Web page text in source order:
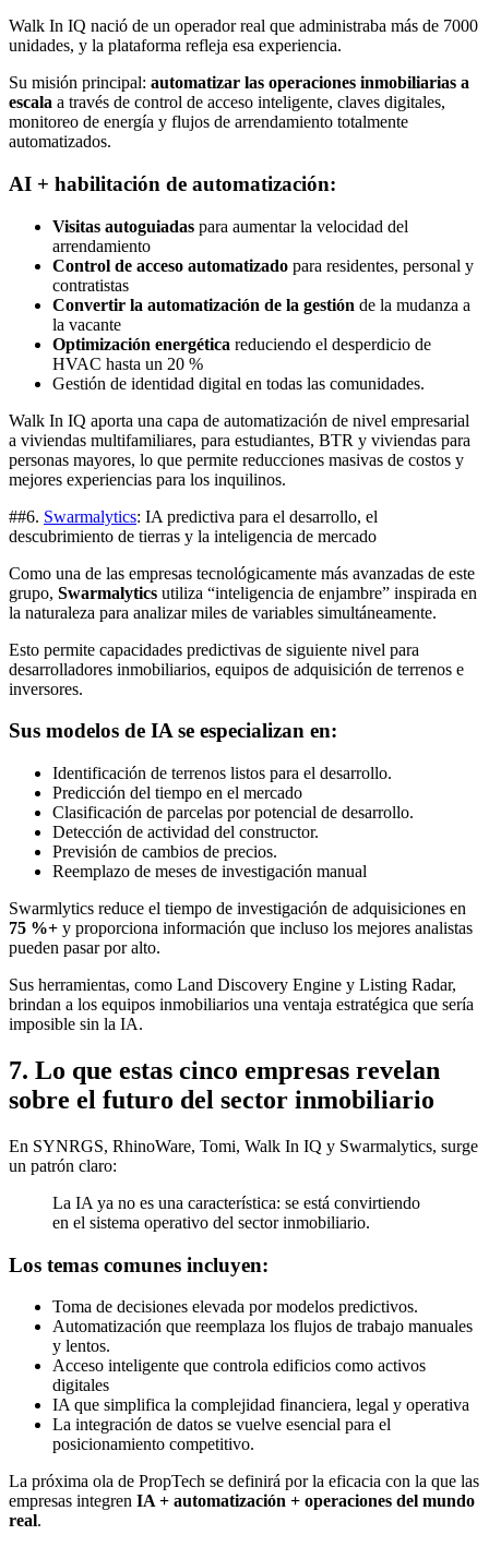
Walk In IQ nació de un operador real que administraba más de 7000
unidades, y la plataforma refleja esa experiencia.
Su misión principal: automatizar las operaciones inmobiliarias a
escala a través de control de acceso inteligente, claves digitales,
monitoreo de energía y flujos de arrendamiento totalmente
automatizados.
AI + habilitación de automatización:
Visitas autoguiadas para aumentar la velocidad del
arrendamiento
Control de acceso automatizado para residentes, personal y
contratistas
Convertir la automatización de la gestión de la mudanza a
la vacante
Optimización energética reduciendo el desperdicio de
HVAC hasta un 20 %
Gestión de identidad digital en todas las comunidades.
Walk In IQ aporta una capa de automatización de nivel empresarial
a viviendas multifamiliares, para estudiantes, BTR y viviendas para
personas mayores, lo que permite reducciones masivas de costos y
mejores experiencias para los inquilinos.
##6. Swarmalytics: IA predictiva para el desarrollo, el
descubrimiento de tierras y la inteligencia de mercado
Como una de las empresas tecnológicamente más avanzadas de este
grupo, Swarmalytics utiliza “inteligencia de enjambre” inspirada en
la naturaleza para analizar miles de variables simultáneamente.
Esto permite capacidades predictivas de siguiente nivel para
desarrolladores inmobiliarios, equipos de adquisición de terrenos e
inversores.
Sus modelos de IA se especializan en:
Identificación de terrenos listos para el desarrollo.
Predicción del tiempo en el mercado
Clasificación de parcelas por potencial de desarrollo.
Detección de actividad del constructor.
Previsión de cambios de precios.
Reemplazo de meses de investigación manual
Swarmlytics reduce el tiempo de investigación de adquisiciones en
75 %+ y proporciona información que incluso los mejores analistas
pueden pasar por alto.
Sus herramientas, como Land Discovery Engine y Listing Radar,
brindan a los equipos inmobiliarios una ventaja estratégica que sería
imposible sin la IA.
7. Lo que estas cinco empresas revelan
sobre el futuro del sector inmobiliario
En SYNRGS, RhinoWare, Tomi, Walk In IQ y Swarmalytics, surge
un patrón claro:
La IA ya no es una característica: se está convirtiendo
en el sistema operativo del sector inmobiliario.
Los temas comunes incluyen:
Toma de decisiones elevada por modelos predictivos.
Automatización que reemplaza los flujos de trabajo manuales
y lentos.
Acceso inteligente que controla edificios como activos
digitales
IA que simplifica la complejidad financiera, legal y operativa
La integración de datos se vuelve esencial para el
posicionamiento competitivo.
La próxima ola de PropTech se definirá por la eficacia con la que las
empresas integren IA + automatización + operaciones del mundo
real.